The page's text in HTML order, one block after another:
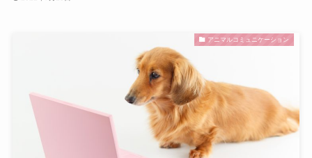
アニマルコミュニケーション